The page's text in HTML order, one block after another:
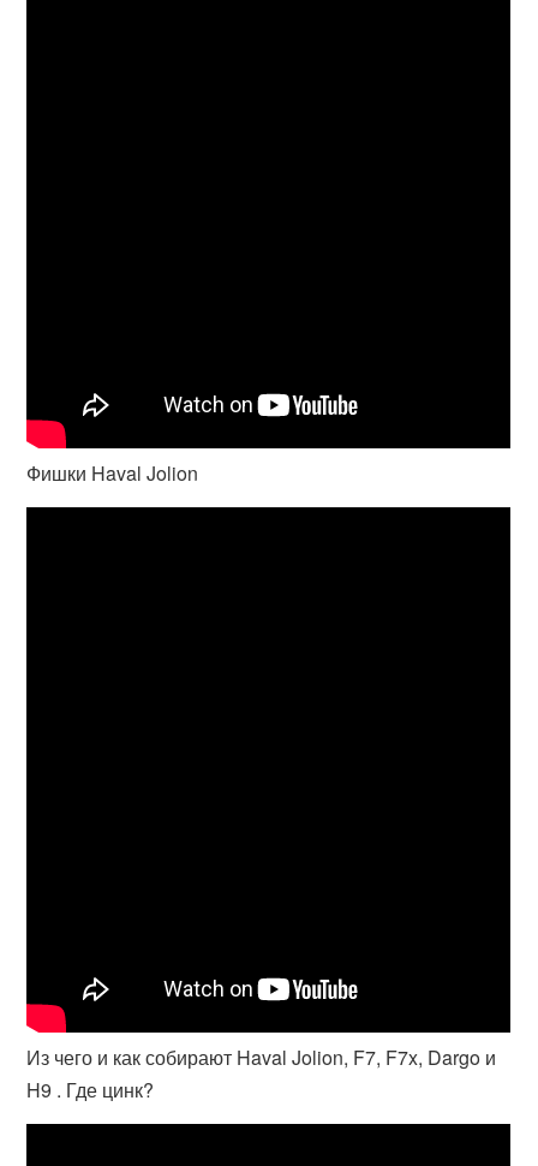
Фишки Haval Jolion
Из чего и как собирают Haval Jolion, F7, F7x, Dargo и
H9 . Где цинк?